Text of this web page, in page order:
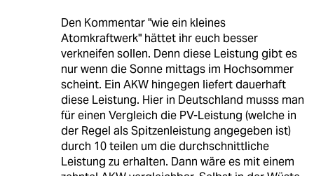
Den Kommentar "wie ein kleines
Atomkraftwerk" hättet ihr euch besser
verkneifen sollen. Denn diese Leistung gibt es
nur wenn die Sonne mittags im Hochsommer
scheint. Ein AKW hingegen liefert dauerhaft
diese Leistung. Hier in Deutschland musss man
für einen Vergleich die PV-Leistung (welche in
der Regel als Spitzenleistung angegeben ist)
durch 10 teilen um die durchschnittliche
Leistung zu erhalten. Dann wäre es mit einem